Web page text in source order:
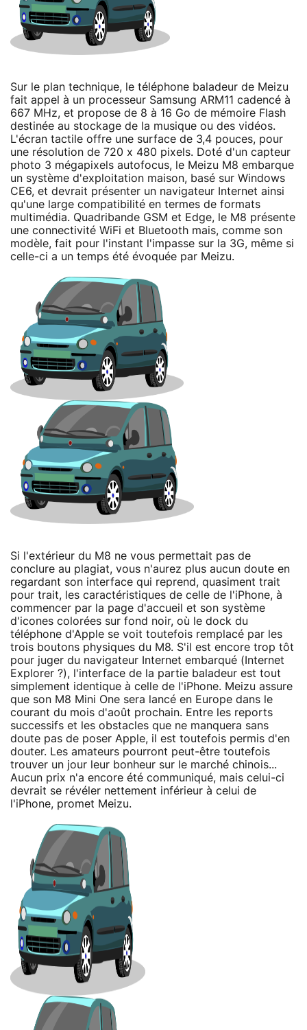
Sur le plan technique, le téléphone baladeur de Meizu
fait appel à un processeur Samsung ARM11 cadencé à
667 MHz, et propose de 8 à 16 Go de mémoire Flash
destinée au stockage de la musique ou des vidéos.
L'écran tactile offre une surface de 3,4 pouces, pour
une résolution de 720 x 480 pixels. Doté d'un capteur
photo 3 mégapixels autofocus, le Meizu M8 embarque
un système d'exploitation maison, basé sur Windows
CE6, et devrait présenter un navigateur Internet ainsi
qu'une large compatibilité en termes de formats
multimédia. Quadribande GSM et Edge, le M8 présente
une connectivité WiFi et Bluetooth mais, comme son
modèle, fait pour l'instant l'impasse sur la 3G, même si
celle-ci a un temps été évoquée par Meizu.
Si l'extérieur du M8 ne vous permettait pas de
conclure au plagiat, vous n'aurez plus aucun doute en
regardant son interface qui reprend, quasiment trait
pour trait, les caractéristiques de celle de l'iPhone, à
commencer par la page d'accueil et son système
d'icones colorées sur fond noir, où le dock du
téléphone d'Apple se voit toutefois remplacé par les
trois boutons physiques du M8. S'il est encore trop tôt
pour juger du navigateur Internet embarqué (Internet
Explorer ?), l'interface de la partie baladeur est tout
simplement identique à celle de l'iPhone. Meizu assure
que son M8 Mini One sera lancé en Europe dans le
courant du mois d'août prochain. Entre les reports
successifs et les obstacles que ne manquera sans
doute pas de poser Apple, il est toutefois permis d'en
douter. Les amateurs pourront peut-être toutefois
trouver un jour leur bonheur sur le marché chinois...
Aucun prix n'a encore été communiqué, mais celui-ci
devrait se révéler nettement inférieur à celui de
l'iPhone, promet Meizu.